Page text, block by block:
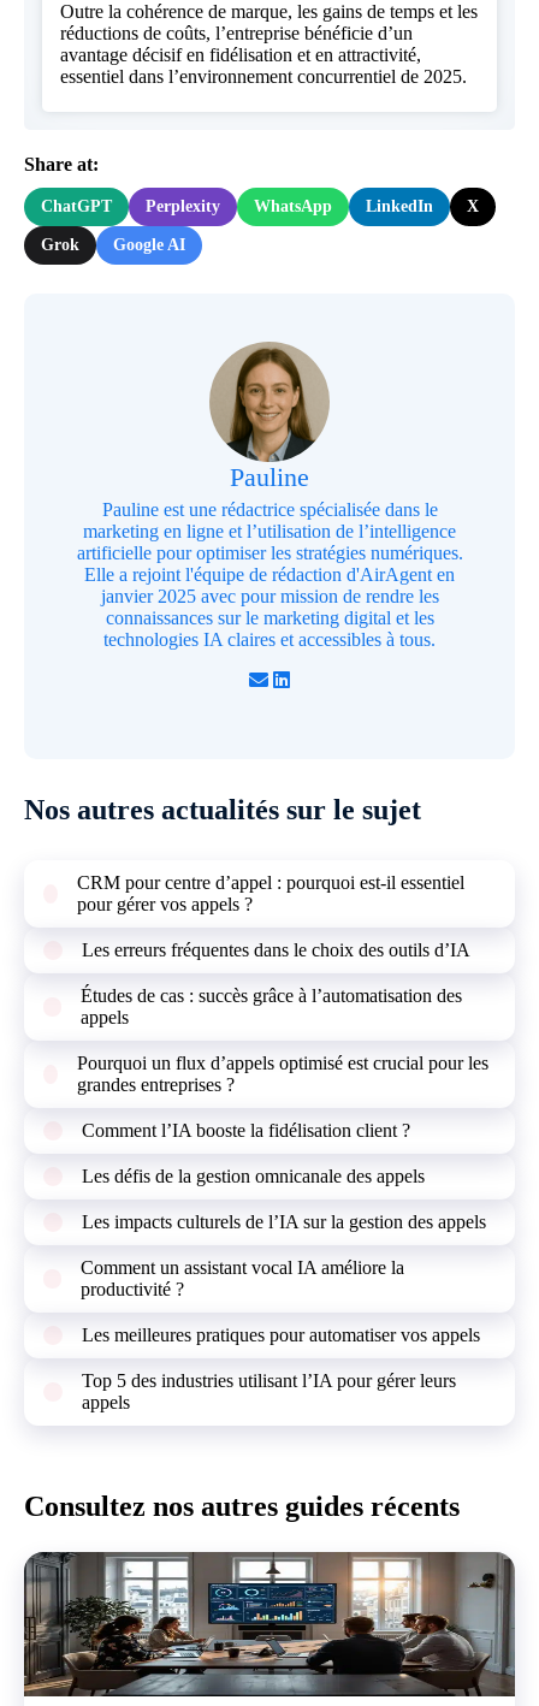
Outre la cohérence de marque, les gains de temps et les
réductions de coûts, l’entreprise bénéficie d’un
avantage décisif en fidélisation et en attractivité,
essentiel dans l’environnement concurrentiel de 2025.
Share at:
ChatGPT Perplexity WhatsApp LinkedIn X
Grok Google AI
Pauline
Pauline est une rédactrice spécialisée dans le
marketing en ligne et l’utilisation de l’intelligence
artificielle pour optimiser les stratégies numériques.
Elle a rejoint l'équipe de rédaction d'AirAgent en
janvier 2025 avec pour mission de rendre les
connaissances sur le marketing digital et les
technologies IA claires et accessibles à tous.
Nos autres actualités sur le sujet
CRM pour centre d’appel : pourquoi est-il essentiel
pour gérer vos appels ?
Les erreurs fréquentes dans le choix des outils d’IA
Études de cas : succès grâce à l’automatisation des
appels
Pourquoi un flux d’appels optimisé est crucial pour les
grandes entreprises ?
Comment l’IA booste la fidélisation client ?
Les défis de la gestion omnicanale des appels
Les impacts culturels de l’IA sur la gestion des appels
Comment un assistant vocal IA améliore la
productivité ?
Les meilleures pratiques pour automatiser vos appels
Top 5 des industries utilisant l’IA pour gérer leurs
appels
Consultez nos autres guides récents